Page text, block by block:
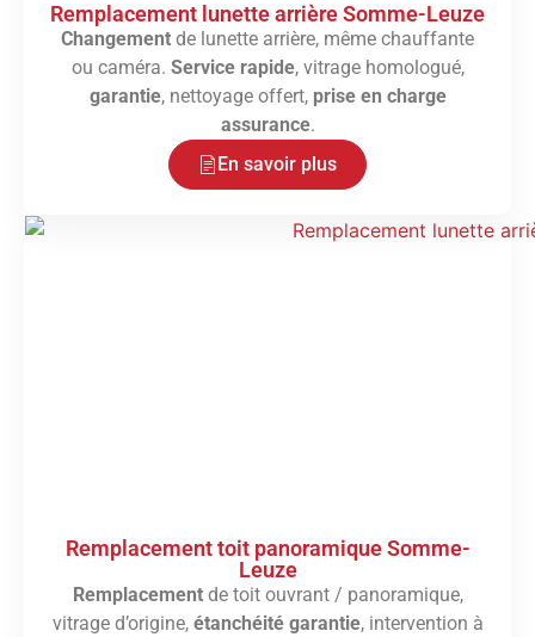
Remplacement lunette arrière Somme-Leuze
Changement de lunette arrière, même chauffante
ou caméra. Service rapide, vitrage homologué,
garantie, nettoyage offert, prise en charge
assurance.
En savoir plus
Remplacement toit panoramique Somme-
Leuze
Remplacementde toit ouvrant / panoramique,
vitrage d’origine, étanchéité garantie, intervention à